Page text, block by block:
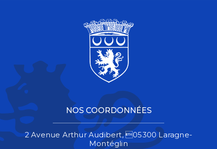
NOS COORDONNÉES
2 Avenue Arthur Audibert, 05300 Laragne-
Montéglin